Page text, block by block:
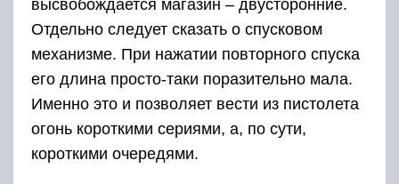
высвобождается магазин – двусторонние.
Отдельно следует сказать о спусковом
механизме. При нажатии повторного спуска
его длина просто-таки поразительно мала.
Именно это и позволяет вести из пистолета
огонь короткими сериями, а, по сути,
короткими очередями.